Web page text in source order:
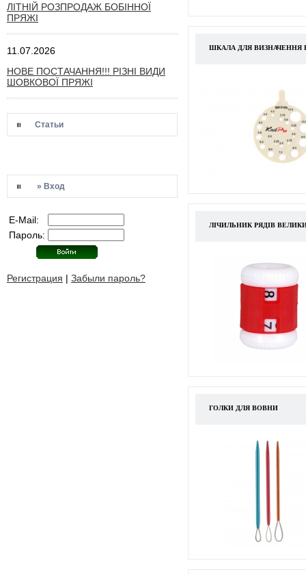
ЛІТНІЙ РОЗПРОДАЖ БОБІННОЇ
ПРЯЖІ
11.07.2026
НОВЕ ПОСТАЧАННЯ!!! РІЗНІ ВИДИ
ШОВКОВОЇ ПРЯЖІ
Статьи
» Вход
E-Mail:
Пароль:
Регистрация | Забыли пароль?
ШКАЛА ДЛЯ ВИЗНАЧЕННЯ
ЛІЧИЛЬНИК РЯДІВ
ГОЛКИ ДЛЯ ВОВНИ